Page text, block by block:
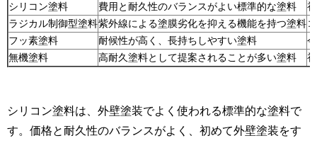
シリコン塗料
費用と耐久性のバランスがよい標準的な塗料
ラジカル制御型塗料紫外線による塗膜劣化を抑える機能を持つ塗料
フッ素塗料
耐候性が高く、長持ちしやすい塗料
無機塗料
高耐久塗料として提案されることが多い塗料
シリコン塗料は、外壁塗装でよく使われる標準的な塗料で
す。価格と耐久性のバランスがよく、初めて外壁塗装をす